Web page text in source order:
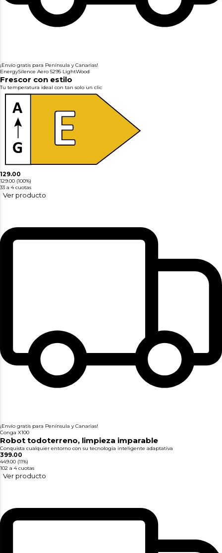
¡Envío gratis para Península y Canarias!
EnergySilence Aero 5295 LightWood
Frescor con estilo
Tu temperatura ideal con tan solo un clic
129.00
129.00 (100%)
33 a 4 cuotas
Ver producto
¡Envío gratis para Península y Canarias!
Conga X100
Robot todoterreno, limpieza imparable
Conquista cualquier entorno con su tecnología inteligente adaptativa
399.00
449.00 (11%)
102 a 4 cuotas
Ver producto